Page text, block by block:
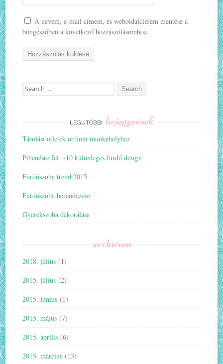
A nevem, e-mail címem, és weboldalcímem mentése a
böngészőben a következő hozzászólásomhoz.
Search
for:
LEGUTÓBBI bejegyzések
Tárolási ötletek otthoni munkahelyhez
Pihenésre fel! -10 különleges fürdő design
Fürdőszoba trend 2015
Fürdőszoba berendezése
Gyerekszoba dekorálása
archívum
2018. július (1)
2015. július (2)
2015. június (1)
2015. május (7)
2015. április (6)
2015. március (13)